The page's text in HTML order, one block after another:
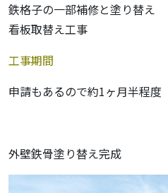
鉄格子の一部補修と塗り替え
看板取替え工事
工事期間
申請もあるので約1ヶ月半程度
外壁鉄骨塗り替え完成